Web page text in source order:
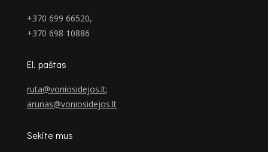
+370 699 66520,
+370 698 10886
El. paštas
ruta@voniosidejos.lt;
arunas@voniosidejos.lt
Sekite mus